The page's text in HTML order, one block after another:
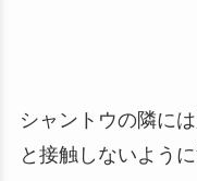
シャントウの隣に
と接触しないよう